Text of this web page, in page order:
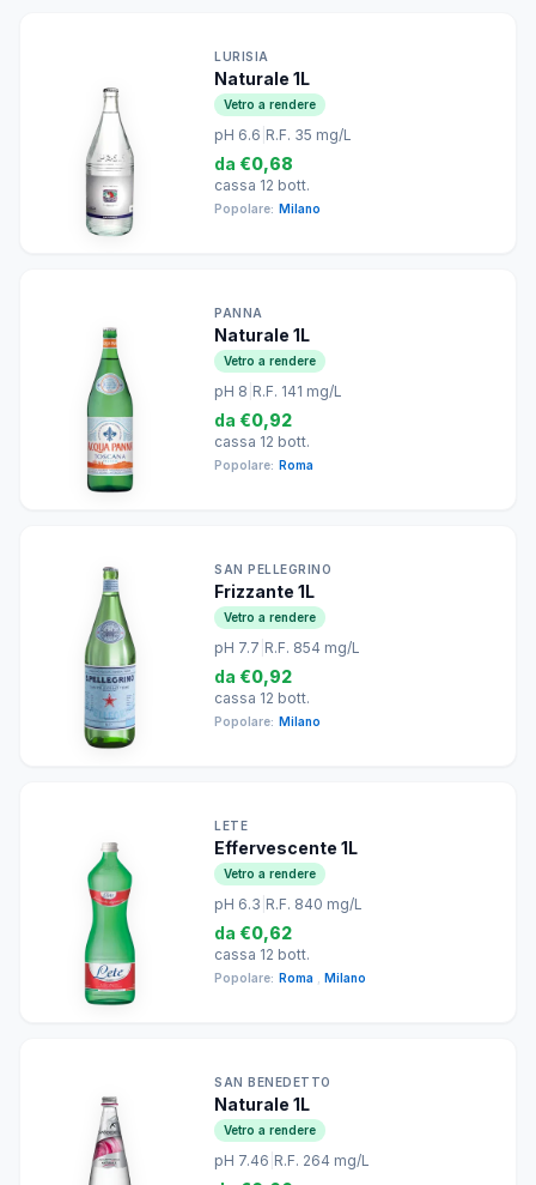
LURISIA
Naturale 1L
Vetro a rendere
pH 6.6 R.F. 35 mg/L
da €0,68
cassa 12 bott.
Popolare: Milano
PANNA
Naturale 1L
Vetro a rendere
pH 8 R.F. 141 mg/L
da €0,92
cassa 12 bott.
Popolare: Roma
SAN PELLEGRINO
Frizzante 1L
Vetro a rendere
pH 7.7 R.F. 854 mg/L
da €0,92
cassa 12 bott.
Popolare: Milano
LETE
Effervescente 1L
Vetro a rendere
pH 6.3 R.F. 840 mg/L
da €0,62
cassa 12 bott.
Popolare: Roma Milano
SAN BENEDETTO
Naturale 1L
Vetro a rendere
pH 7.46 R.F. 264 mg/L